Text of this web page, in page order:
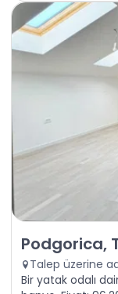
Satılık - Daire
Podgorica,
Talep üzerine
Bir yatak odalı